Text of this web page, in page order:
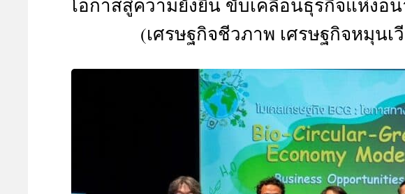
ACTIVITIES
&
โอกาสสู่ความยั่งยืน ขับเคลื่อนธุรกิจแห่งอน
(เศรษฐกิจชีวภาพ เศรษฐกิจหมุนเ